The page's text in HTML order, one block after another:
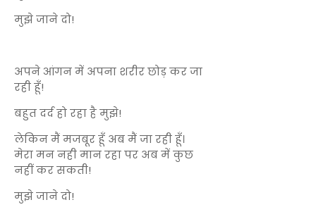
मुझे जाने दो!
अपने आंगन में अपना शरीर छोड़ कर जा
रही हूँ!
बहुत दर्द हो रहा है मुझे!
लेकिन मैं मजबूर हूँ अब मैं जा रही हूँ।
मेरा मन नही मान रहा पर अब में कुछ
नहीं कर सकती!
मुझे जाने दो!